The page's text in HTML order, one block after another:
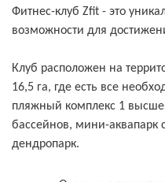
Фитнес-клуб Zfit - это
возможности для
Клуб расположен на
16,5 га, где есть все
пляжный комплекс 1
бассейнов, мини-аквапарк
дендропарк.